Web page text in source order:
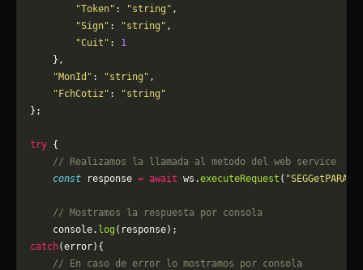
        "Token"
: "string" ,
        "Sign"
: "string" ,
        "Cuit"
: 1
    },
    "MonId"
: "string" ,
    "FchCotiz"
:
"string"
};
try {
    // Realizamos la llamada al metodo del web service
    const
response = await ws.executeRequest (
    // Mostramos la respuesta por consola
    console.
log (response);
catch(error){
    // En caso de error lo mostramos por consola